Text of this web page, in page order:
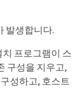
발생합니다.
프로그램이 스
구성을 지우고,
성하고, 호스트